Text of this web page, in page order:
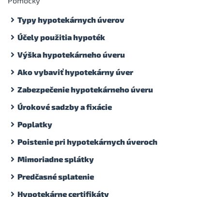
Typy hypotekárnych úverov
Účely použitia hypoték
Výška hypotekárneho úveru
Ako vybaviť hypotekárny úver
Zabezpečenie hypotekárneho úveru
Úrokové sadzby a fixácie
Poplatky
Poistenie pri hypotekárnych úveroch
Mimoriadne splátky
Predčasné splatenie
Hypotekárne certifikáty